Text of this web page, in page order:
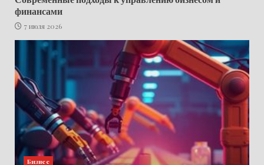
финансами
7 июля 2026
Бизнес